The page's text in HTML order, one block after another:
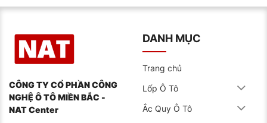
CÔNG TY CỔ PHẦN CÔNG
NGHỆ Ô TÔ MIỀN BẮC -
NAT Center
DANH MỤC
Trang chủ
Lốp Ô Tô
Ắc Quy Ô Tô